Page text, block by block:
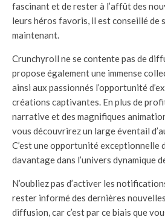
fascinant et de rester à l’affût des
leurs héros favoris, il est conseillé de
maintenant.
Crunchyroll ne se contente pas de
propose également une immense
ainsi aux passionnés l’opportunité
créations captivantes. En plus de
narrative et des magnifiques
vous découvrirez un large éventail
C’est une opportunité exceptionnelle
davantage dans l’univers dynamique
N’oubliez pas d’activer les
rester informé des dernières
diffusion, car c’est par ce biais que